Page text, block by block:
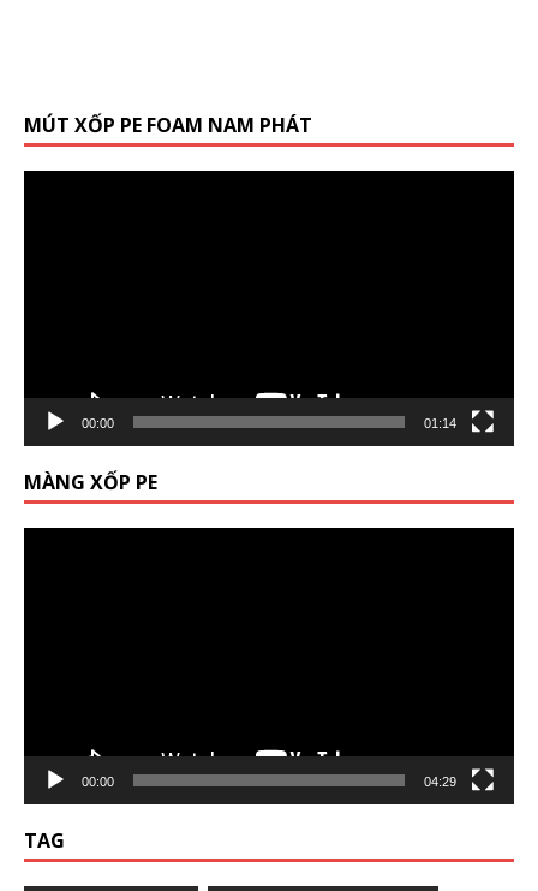
MÚT XỐP PE FOAM NAM PHÁT
00:00 01:14
MÀNG XỐP PE
00:00 04:29
TAG